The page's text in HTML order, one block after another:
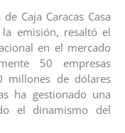
Caja Caracas Casa
emisión, resaltó el
en el mercado
50 empresas
millones de dólares
ha gestionado una
el dinamismo del